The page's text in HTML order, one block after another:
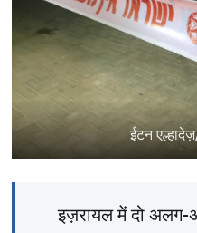
ईटन
इज़रायल में दो